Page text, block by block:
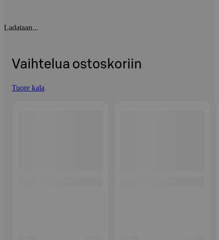
Ladataan...
Vaihtelua ostoskoriin
Tuore kala